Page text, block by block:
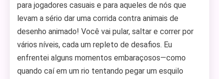
para jogadores casuais e para aqueles de nós que
levam a sério dar uma corrida contra animais de
desenho animado! Você vai pular, saltar e correr por
vários níveis, cada um repleto de desafios. Eu
enfrentei alguns momentos embaraçosos—como
quando caí em um rio tentando pegar um esquilo